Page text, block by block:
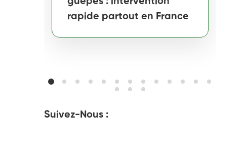
rapide partout en France
Suivez-Nous :